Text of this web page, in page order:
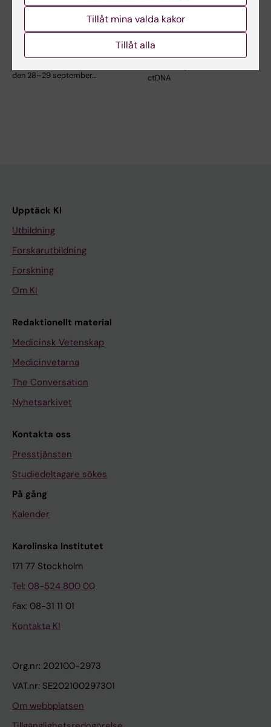
28 sep 2026-29 sep 2026
XXIII Cancer Research
KI Retreat
den 28–29 september…
22 jan 2027-22 jan 2027
Nätverksmöte
Swedish Colorectal
Cancer Study Group
ctDNA
Upptäck KI
Utbildning
Forskarutbildning
Forskning
Om KI
Redaktionellt material
Medicinsk Vetenskap
Medicinvetarna
The Conversation
Nyhetsarkivet
Kontakta oss
Presstjänsten
Studiedeltagare sökes
På gång
Kalender
Karolinska Institutet
171 77 Stockholm
Tel: 08-524 800 00
Fax: 08-31 11 01
Kontakta KI
Org.nr: 202100-2973
VAT.nr: SE202100297301
Om webbplatsen
Tillåt mina valda kakor
Tillåt alla